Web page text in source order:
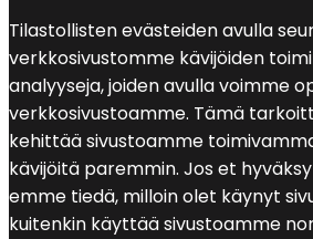
Tilastollisten evästeiden avulla
verkkosivustomme kävijöiden
analyyseja, joiden avulla voimme
verkkosivustoamme. Tämä
kehittää sivustoamme
kävijöitä paremmin. Jos et
emme tiedä, milloin olet käynyt
kuitenkin käyttää sivustoamme